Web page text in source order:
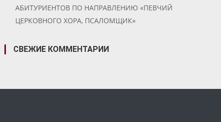
АБИТУРИЕНТОВ ПО НАПРАВЛЕНИЮ «ПЕВЧИЙ
ЦЕРКОВНОГО ХОРА, ПСАЛОМЩИК»
СВЕЖИЕ КОММЕНТАРИИ